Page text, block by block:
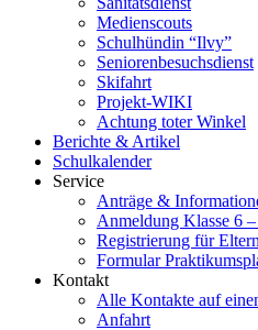
Medienscouts
Schulhündin “Ilvy”
Seniorenbesuchsdienst
Skifahrt
Projekt-WIKI
Achtung toter Winkel
Berichte & Artikel
Schulkalender
Service
Anträge &
Anmeldung Klasse 6
Registrierung für
Formular
Kontakt
Alle Kontakte auf
Anfahrt